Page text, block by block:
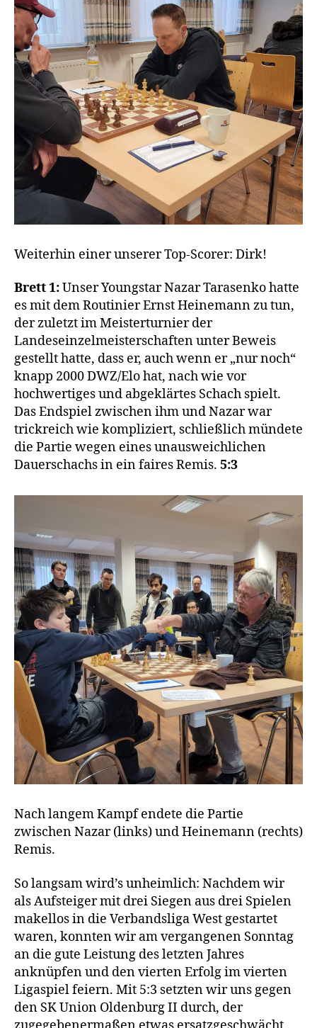
Weiterhin einer unserer Top-Scorer: Dirk!
Brett 1:Unser Youngstar Nazar Tarasenko hatte
es mit dem Routinier Ernst Heinemann zu tun,
der zuletzt im Meisterturnier der
Landeseinzelmeisterschaften unter Beweis
gestellt hatte, dass er, auch wenn er „nur noch“
knapp 2000 DWZ/Elo hat, nach wie vor
hochwertiges und abgeklärtes Schach spielt.
Das Endspiel zwischen ihm und Nazar war
trickreich wie kompliziert, schließlich mündete
die Partie wegen eines unausweichlichen
Dauerschachs in ein faires Remis. 5:3
Nach langem Kampf endete die Partie
zwischen Nazar (links) und Heinemann (rechts)
Remis.
So langsam wird’s unheimlich: Nachdem wir
als Aufsteiger mit drei Siegen aus drei Spielen
makellos in die Verbandsliga West gestartet
waren, konnten wir am vergangenen Sonntag
an die gute Leistung des letzten Jahres
anknüpfen und den vierten Erfolg im vierten
Ligaspiel feiern. Mit 5:3 setzten wir uns gegen
den SK Union Oldenburg II durch, der